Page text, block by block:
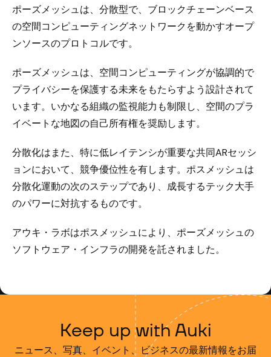
ポーズメッシュは、分散型で、ブロックチェーンベース
の空間コンピューティングネットワークを動かすオープ
ンソースのプロトコルです。
ポーズメッシュは、空間コンピューティングが協調的で
プライバシーを保護する未来をもたらすよう設計されて
います。いかなる組織の監視能力も制限し、空間のプラ
イベートな地図の自己所有権を奨励します。
分散化はまた、特に低レイテンシが重要な共同ARセッシ
ョンにおいて、競争優位性を有します。ポスメッシュは
分散化運動の次のステップであり、成長するテック大手
のパワーに対抗するものです。
アウキ・ラボはポスメッシュにより、ポーズメッシュの
ソフトウェア・インフラの開発を託されました。
Keep up with Auki
ニュース、写真、イベント、ビジネスの最新情報をお届